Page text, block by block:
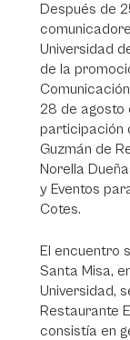
Después de
Universidad
de la
28 de agosto
participación
Guzmán de
Norella
y Eventos
Cotes.
El encuentro
Santa Misa,
Universidad,
Restaurante
consistía en